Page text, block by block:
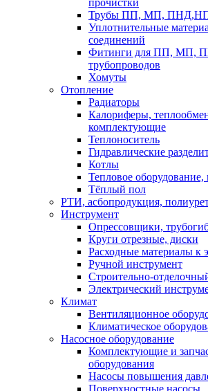
прочистки
Трубы ПП, МП,
Уплотнительные
соединений
Фитинги для ПП, МП,
трубопроводов
Хомуты
Отопление
Радиаторы
Калориферы,
комплектующие
Теплоноситель
Гидравлические
Котлы
Тепловое
Тёплый пол
РТИ, асбопродукция,
Инструмент
Опрессовщики,
Круги отрезные, диски
Расходные материалы к
Ручной инструмент
Строительно-
Электрический
Климат
Вентиляционное
Климатическое
Насосное оборудование
Комплектующие и
оборудования
Насосы повышения
Поверхностные насосы